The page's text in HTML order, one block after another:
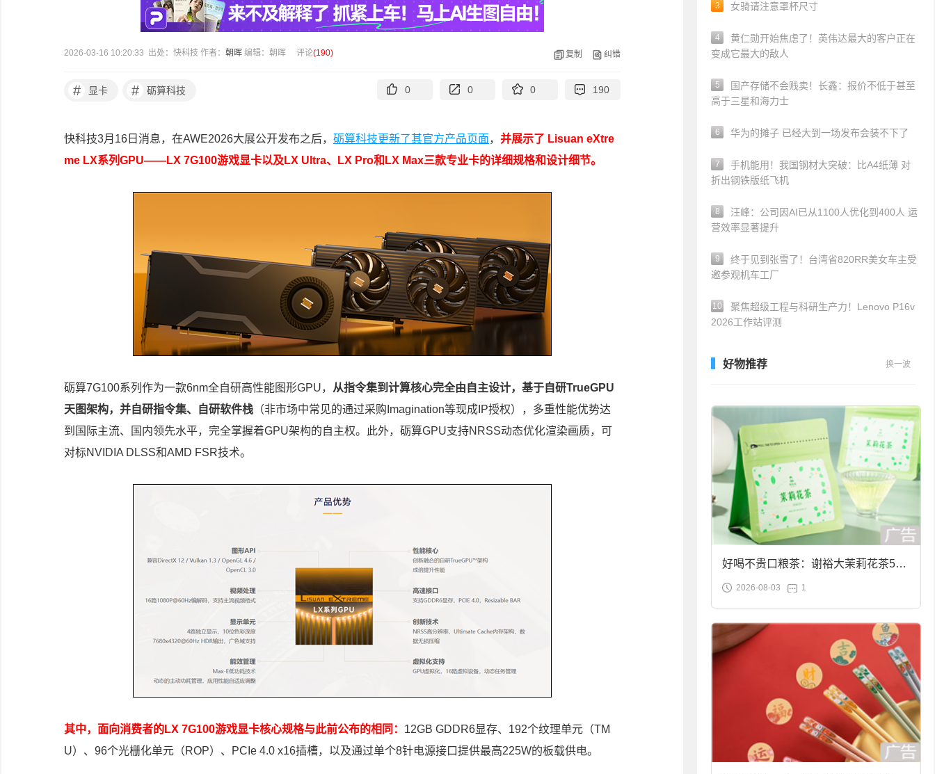
2026-03-16 10:20:33 出处：快科技 作者： 朝晖 编辑：朝晖 评论(190) 复制 纠错
# 显卡 # 砺算科技 0 0 0 190
快科技3月16日消息，在AWE2026大展公开发布之后， 砺算科技更新了其官方产品页面， 并展示了 Lisuan eXtre
me LX系列GPU——LX 7G100游戏显卡以及LX Ultra、LX Pro和LX Max三款专业卡的详细规格和设计细节。
砺算7G100系列作为一款6nm全自研高性能图形GPU， 从指令集到计算核心完全由自主设计，基于自研TrueGPU
天图架构，并自研指令集、自研软件栈 （非市场中常见的通过采购Imagination等现成IP授权），多重性能优势达
到国际主流、国内领先水平，完全掌握着GPU架构的自主权。此外，砺算GPU支持NRSS动态优化渲染画质，可
对标NVIDIA DLSS和AMD FSR技术。
其中，面向消费者的LX 7G100游戏显卡核心规格与此前公布的相同： 12GB GDDR6显存、192个纹理单元（TM
U）、96个光栅化单元（ROP）、PCIe 4.0 x16插槽，以及通过单个8针电源接口提供最高225W的板载供电。
3 女骑请注意罩杯尺寸
4
黄仁勋开始焦虑了！英伟达最大的客户正在
变成它最大的敌人
5
国产存储不会贱卖！长鑫：报价不低于甚至
高于三星和海力士
6 华为的摊子 已经大到一场发布会装不下了
7
手机能用！我国钢材大突破：比A4纸薄 对
折出钢铁版纸飞机
8
汪峰：公司因AI已从1100人优化到400人 运
营效率显著提升
9
终于见到张雪了！台湾省820RR美女车主受
邀参观机车工厂
10
聚焦超级工程与科研生产力！Lenovo P16v
2026工作站评测
好物推荐 换一波
好喝不贵口粮茶：谢裕大茉莉花茶50g
袋装9.9元到手
2026-08-03 1